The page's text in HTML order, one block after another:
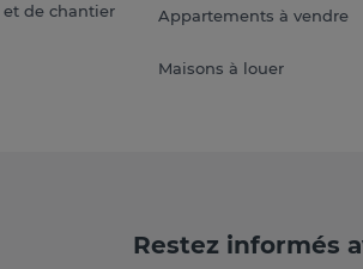
de chantier Appartements à vendre
Maisons à louer
Restez informés